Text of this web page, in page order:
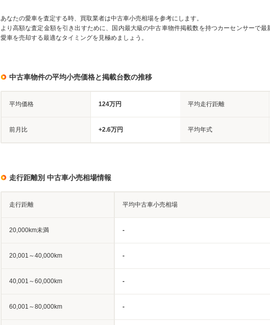
あなたの愛車を査定する時、買取業者は中古車小売相場を参考にします。
より高額な査定金額を引き出すために、国内最大級の中古車物件掲載数を持つカーセンサーで最
愛車を売却する最適なタイミングを見極めましょう。
中古車物件の平均小売価格と掲載台数の推移
平均価格 124万円 平均走行距離
前月比 +2.6万円 平均年式
走行距離別 中古車小売相場情報
走行距離 平均中古車小売相場
20,000km未満 -
20,001～40,000km -
40,001～60,000km -
60,001～80,000km -